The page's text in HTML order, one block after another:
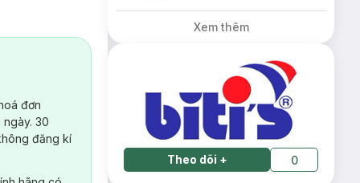
đơn
30
đăng kí
Xem thêm
Theo dõi + 0